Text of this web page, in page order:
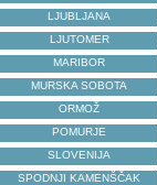
LJUBLJANA
LJUTOMER
MARIBOR
MURSKA SOBOTA
ORMOŽ
POMURJE
SLOVENIJA
SPODNJI KAMENŠČAK